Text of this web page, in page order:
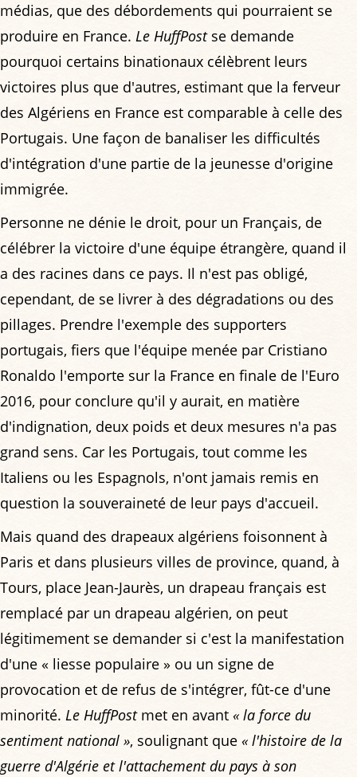
médias, que des débordements qui pourraient se
produire en France. Le HuffPostse demande
pourquoi certains binationaux célèbrent leurs
victoires plus que d'autres, estimant que la ferveur
des Algériens en France est comparable à celle des
Portugais. Une façon de banaliser les difficultés
d'intégration d'une partie de la jeunesse d'origine
immigrée.
Personne ne dénie le droit, pour un Français, de
célébrer la victoire d'une équipe étrangère, quand il
a des racines dans ce pays. Il n'est pas obligé,
cependant, de se livrer à des dégradations ou des
pillages. Prendre l'exemple des supporters
portugais, fiers que l'équipe menée par Cristiano
Ronaldo l'emporte sur la France en finale de l'Euro
2016, pour conclure qu'il y aurait, en matière
d'indignation, deux poids et deux mesures n'a pas
grand sens. Car les Portugais, tout comme les
Italiens ou les Espagnols, n'ont jamais remis en
question la souveraineté de leur pays d'accueil.
Mais quand des drapeaux algériens foisonnent à
Paris et dans plusieurs villes de province, quand, à
Tours, place Jean-Jaurès, un drapeau français est
remplacé par un drapeau algérien, on peut
légitimement se demander si c'est la manifestation
d'une « liesse populaire » ou un signe de
provocation et de refus de s'intégrer, fût-ce d'une
minorité. Le HuffPostmet en avant « la force du
sentiment national », soulignant que « l'histoire de la
guerre d'Algérie et l'attachement du pays à son